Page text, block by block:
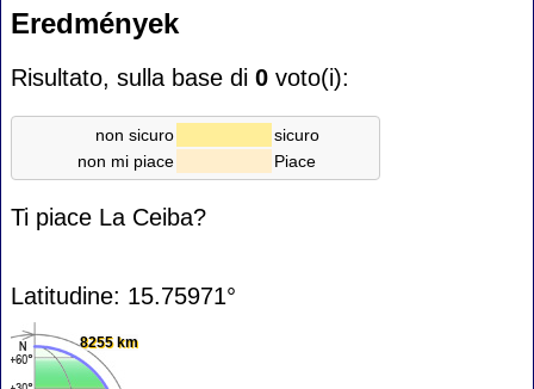
Eredmények
Risultato, sulla base di 0 voto(i):
non sicuro
sicuro
non mi piace
Piace
Ti piace La Ceiba?
Latitudine: 15.75971°
8255 km